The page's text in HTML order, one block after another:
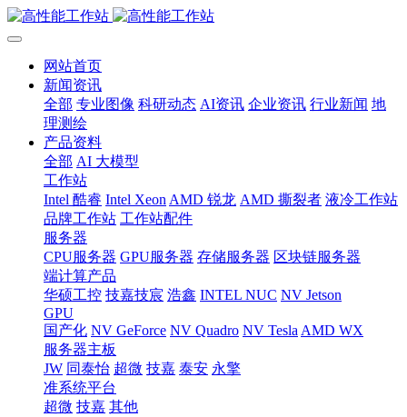
网站首页
新闻资讯
全部 专业图像 科研动态 AI资讯 企业资讯 行业新闻 地
理测绘
产品资料
全部 AI 大模型
工作站
Intel 酷睿 Intel Xeon AMD 锐龙 AMD 撕裂者 液冷工作站
品牌工作站 工作站配件
服务器
CPU服务器 GPU服务器 存储服务器 区块链服务器
端计算产品
华硕工控 技嘉技宸 浩鑫 INTEL NUC NV Jetson
GPU
国产化 NV GeForce NV Quadro NV Tesla AMD WX
服务器主板
JW 同泰怡 超微 技嘉 泰安 永擎
准系统平台
超微 技嘉 其他